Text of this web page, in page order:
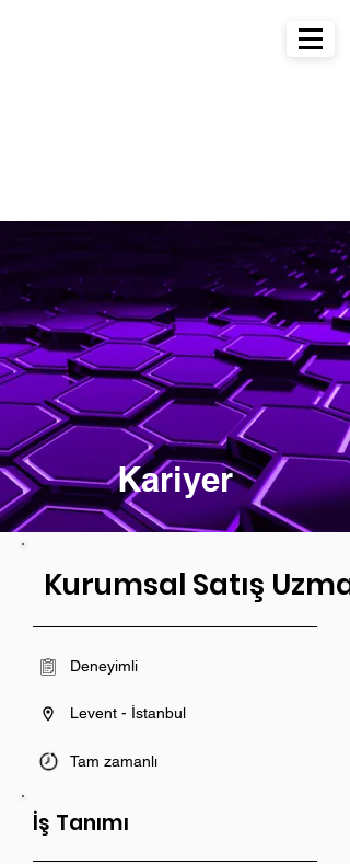
Kariyer
Kurumsal Satış
Deneyimli
Levent - İstanbul
Tam zamanlı
İş Tanımı